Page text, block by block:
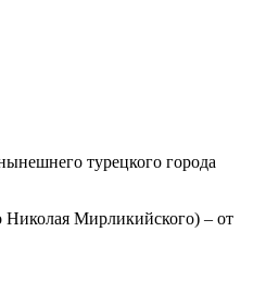
турецкого города
Николая Мирликийского) – от